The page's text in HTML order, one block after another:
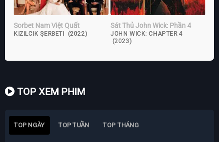
Sorbet Nam Việt Quất
KIZILCIK ŞERBETI (2022)
Sát Thủ John Wick: Phần 4
JOHN WICK: CHAPTER 4
(2023)
TOP XEM PHIM
TOP NGÀY TOP TUẦN TOP THÁNG